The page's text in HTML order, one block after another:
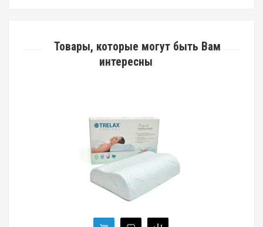
Товары, которые могут быть Вам
интересны